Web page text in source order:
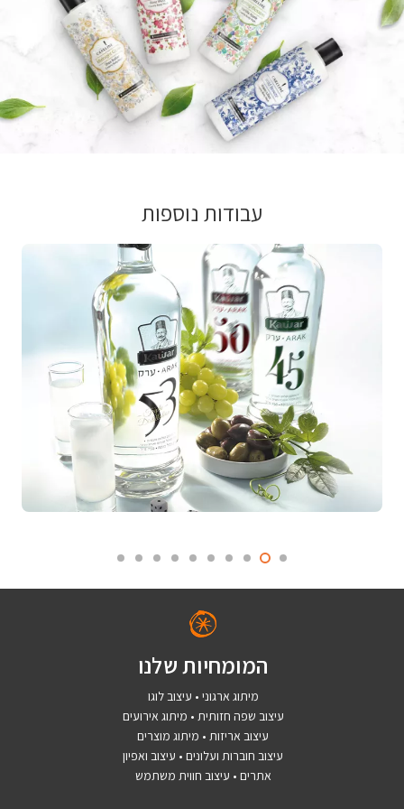
עבודות נוספות
המומחיות שלנו
מיתוג ארגוני • עיצוב לוגו
עיצוב שפה חזותית • מיתוג אירועים
עיצוב אריזות • מיתוג מוצרים
עיצוב חוברות ועלונים • עיצוב ואפיון
אתרים • עיצוב חווית משתמש